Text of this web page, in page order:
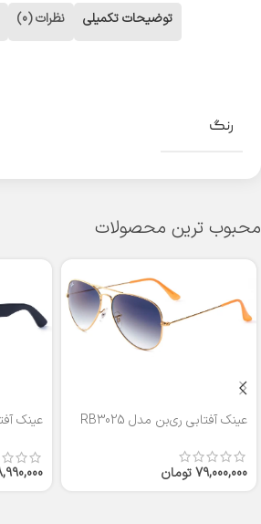
توضیحات تکمیلی نظرات (0)
رنگ
محبوب ترین محصولات
عینک آفتابی ری‌بن مدل RB3025
79,000,000تومان